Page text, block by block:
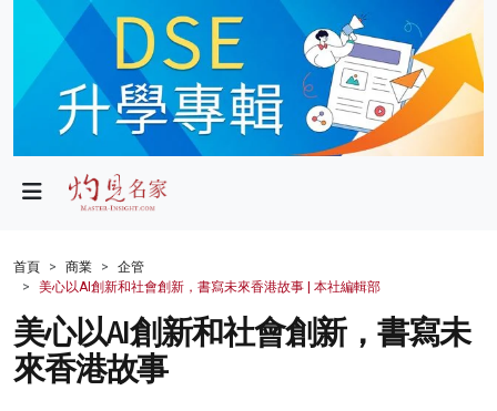
政局
財經
生活
健康
商業
首頁 商業
企管
美心以AI創新和社會創新，書寫未來香港故事 | 本社編輯部
美心以AI創新和社會創新，書寫未
來香港故事